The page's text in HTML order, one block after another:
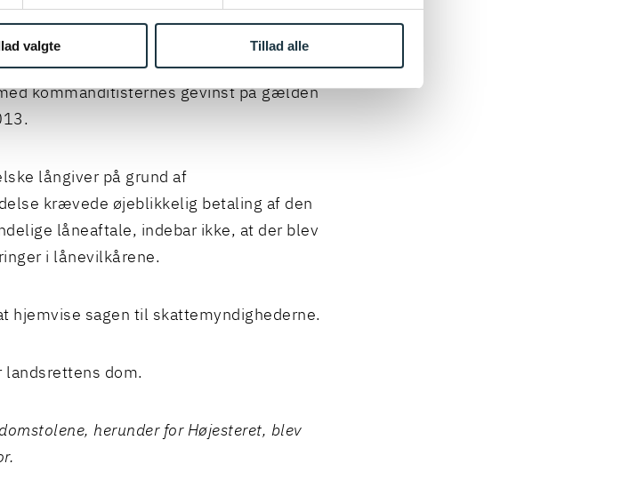
valgte Tillad alle
for gælden ved salget af
2013 på grund af den
engelske långiver, fandt Højesteret,
kommanditisternes gevinst på gælden
långiver på grund af
krævede øjeblikkelig betaling af den
låneaftale, indebar ikke, at der blev
i lånevilkårene.
hjemvise sagen til skattemyndighederne.
dom.
herunder for Højesteret, blev